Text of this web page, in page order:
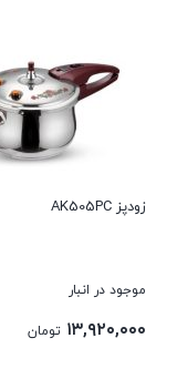
پلوپز هوشمند آیکو مدل AK271RC
موجود در انبار
۱۶,۸۰۰,۰۰۰ تومان